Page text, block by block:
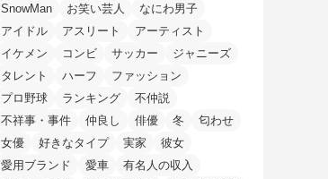
SnowMan
お笑い芸人
なにわ男子
アイドル
アスリート
アーティスト
イケメン
コンビ サッカー
ジャニーズ
タレント
ハーフ
ファッション
プロ野球
ランキング
不仲説
不祥事・事件
仲良し 俳優 冬
匂わせ
女優
好きなタイプ 実家
彼女
愛用ブランド
愛車
有名人の収入